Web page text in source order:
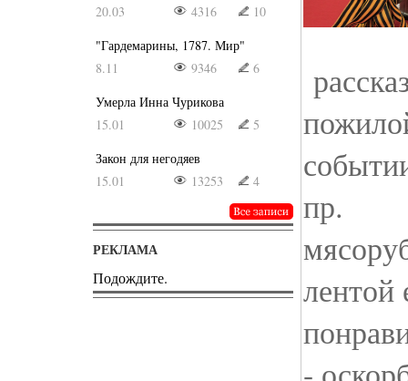
20.03
4316
10
"Гардемарины, 1787. Мир"
8.11
9346
6
Умерла Инна Чурикова
15.01
10025
5
Закон для негодяев
15.01
13253 4
РЕКЛАМА
Подождите.
пр.
лентой